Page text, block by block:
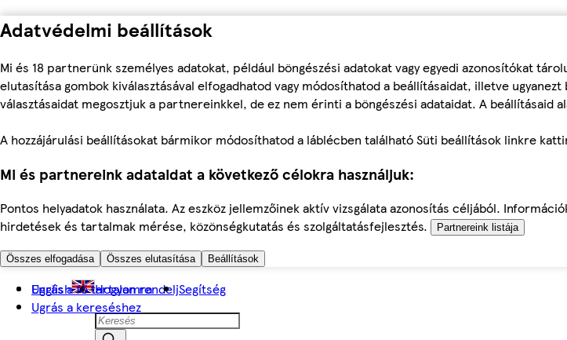
Adatvédelmi beállítások
Mi és 18 partnerünk személyes adatokat, például böngészési adatokat vagy egyedi azonosítókat
elutasítása gombok kiválasztásával elfogadhatod vagy módosíthatod a beállításaidat, illetve
választásaidat megosztjuk a partnereinkkel, de ez nem érinti a böngészési adataidat. A beállításaid
A hozzájárulási beállításokat bármikor módosíthatod a láblécben található Süti beállítások linkre
Mi és partnereink adataidat a következő célokra használjuk:
Pontos helyadatok használata. Az eszköz jellemzőinek aktív vizsgálata azonosítás céljából.
hirdetések és tartalmak mérése, közönségkutatás és szolgáltatásfejlesztés.
Partnereink listája
Összes elfogadása Összes elutasítása Beállítások
Ugrás a fő tartalomra
Ugrás a kereséshez
English Hogyan rendeljSegítség